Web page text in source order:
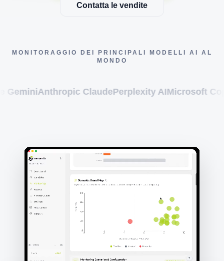
Contatta le vendite
MONITORAGGIO DEI PRINCIPALI MODELLI AI AL
MONDO
ClaudePerplexity AIMicrosoft CopilotxAI